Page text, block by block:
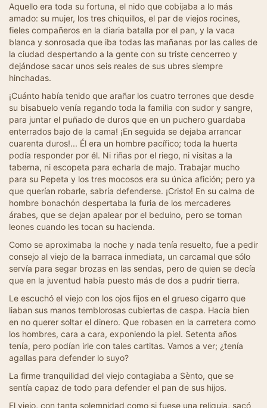
Aquello era toda su fortuna, el nido que cobijaba a lo más
amado: su mujer, los tres chiquillos, el par de viejos rocines,
fieles compañeros en la diaria batalla por el pan, y la vaca
blanca y sonrosada que iba todas las mañanas por las calles de
la ciudad despertando a la gente con su triste cencerreo y
dejándose sacar unos seis reales de sus ubres siempre
hinchadas.
¡Cuánto había tenido que arañar los cuatro terrones que desde
su bisabuelo venía regando toda la familia con sudor y sangre,
para juntar el puñado de duros que en un puchero guardaba
enterrados bajo de la cama! ¡En seguida se dejaba arrancar
cuarenta duros!... Él era un hombre pacífico; toda la huerta
podía responder por él. Ni riñas por el riego, ni visitas a la
taberna, ni escopeta para echarla de majo. Trabajar mucho
para su Pepeta y los tres mocosos era su única afición; pero ya
que querían robarle, sabría defenderse. ¡Cristo! En su calma de
hombre bonachón despertaba la furia de los mercaderes
árabes, que se dejan apalear por el beduino, pero se tornan
leones cuando les tocan su hacienda.
Como se aproximaba la noche y nada tenía resuelto, fue a pedir
consejo al viejo de la barraca inmediata, un carcamal que sólo
servía para segar brozas en las sendas, pero de quien se decía
que en la juventud había puesto más de dos a pudrir tierra.
Le escuchó el viejo con los ojos fijos en el grueso cigarro que
liaban sus manos temblorosas cubiertas de caspa. Hacía bien
en no querer soltar el dinero. Que robasen en la carretera como
los hombres, cara a cara, exponiendo la piel. Setenta años
tenía, pero podían irle con tales cartitas. Vamos a ver; ¿tenía
agallas para defender lo suyo?
La firme tranquilidad del viejo contagiaba a Sènto, que se
sentía capaz de todo para defender el pan de sus hijos.
El viejo, con tanta solemnidad como si fuese una reliquia, sacó